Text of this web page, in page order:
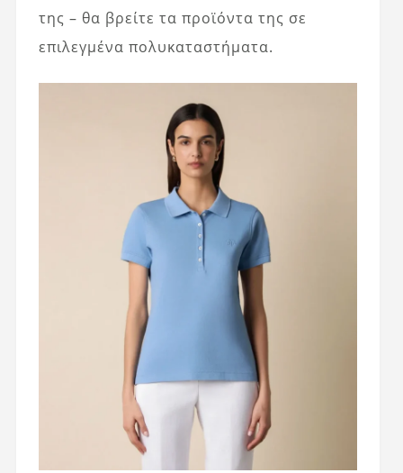
της – θα βρείτε τα προϊόντα της σε
επιλεγμένα πολυκαταστήματα.